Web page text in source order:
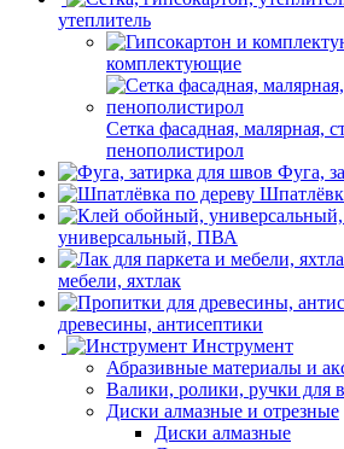
утеплитель
комплектующие
Сетка фасадная, малярная,
пенополистирол
Фуга,
универсальный, ПВА
мебели, яхтлак
древесины, антисептики
Инструмент
Абразивные материалы и
Валики, ролики, ручки для
Диски алмазные и отрезные
Диски алмазные